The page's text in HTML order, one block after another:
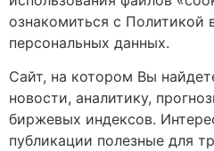
ознакомиться с Политикой
персональных данных.
Сайт, на котором Вы
новости, аналитику,
биржевых индексов.
публикации полезные для